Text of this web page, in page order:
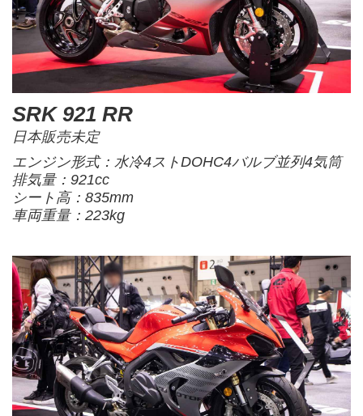
SRK 921 RR
日本販売未定
エンジン形式：水冷4ストDOHC4バルブ並列4気筒
排気量：921cc
シート高：835mm
車両重量：223kg